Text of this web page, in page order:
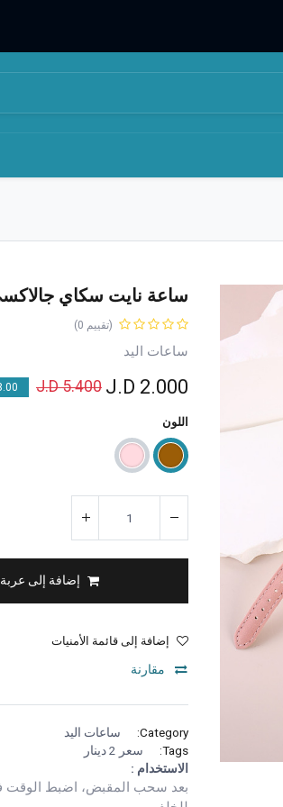
ساعة نايت سكاي جالاكسي
(تقييم 0)
ساعات اليد
2.000
5.400
J.D
% OFF
اللون
إضافة إلى
إضافة إلى قائمة الأمنيات
مقارنة
Category:
ساعات اليد
Tags:
سعر 2 دينار
الاستخدام :
بعد سحب المقبض، اضبط الوقت